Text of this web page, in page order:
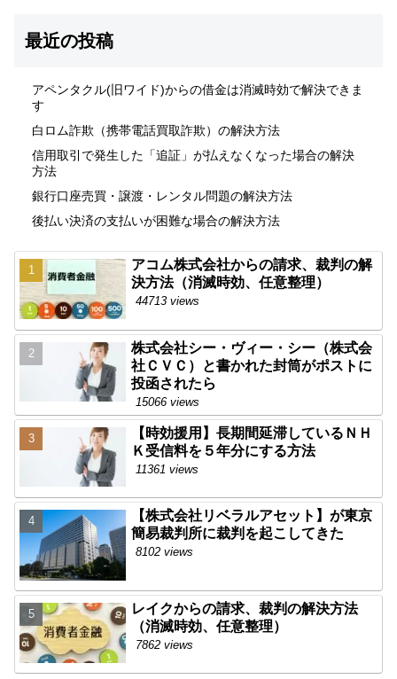
最近の投稿
アペンタクル(旧ワイド)からの借金は消滅時効で解決できま
す
白ロム詐欺（携帯電話買取詐欺）の解決方法
信用取引で発生した「追証」が払えなくなった場合の解決
方法
銀行口座売買・譲渡・レンタル問題の解決方法
後払い決済の支払いが困難な場合の解決方法
アコム株式会社からの請求、裁判の解
決方法（消滅時効、任意整理）
44713 views
株式会社シー・ヴィー・シー（株式会
社ＣＶＣ）と書かれた封筒がポストに
投函されたら
15066 views
【時効援用】長期間延滞しているＮＨ
Ｋ受信料を５年分にする方法
11361 views
【株式会社リベラルアセット】が東京
簡易裁判所に裁判を起こしてきた
8102 views
レイクからの請求、裁判の解決方法
（消滅時効、任意整理）
7862 views